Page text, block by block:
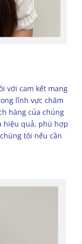
với cam kết mang
lĩnh vực chăm
hàng của chúng
hiệu quả, phù hợp
tôi nếu cần